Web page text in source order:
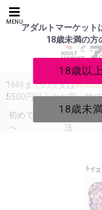
アダルトマーケット
18歳未満の方
18歳以上
18歳未満
MENU
16時までの注文は即日
5500円以上のお買い物で
初めての方
へ
発送方
法